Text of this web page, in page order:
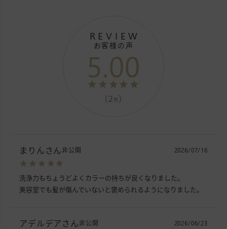
REVIEW
お客様の声
5.00
（2 件）
まりん 非公開 2026/07/16
洗浄力もちょうどよくカラーの持ちが良くなりました。
美容室でも髪が傷んでいないと褒められるようになりました。
アデルデア 非公開 2026/06/23